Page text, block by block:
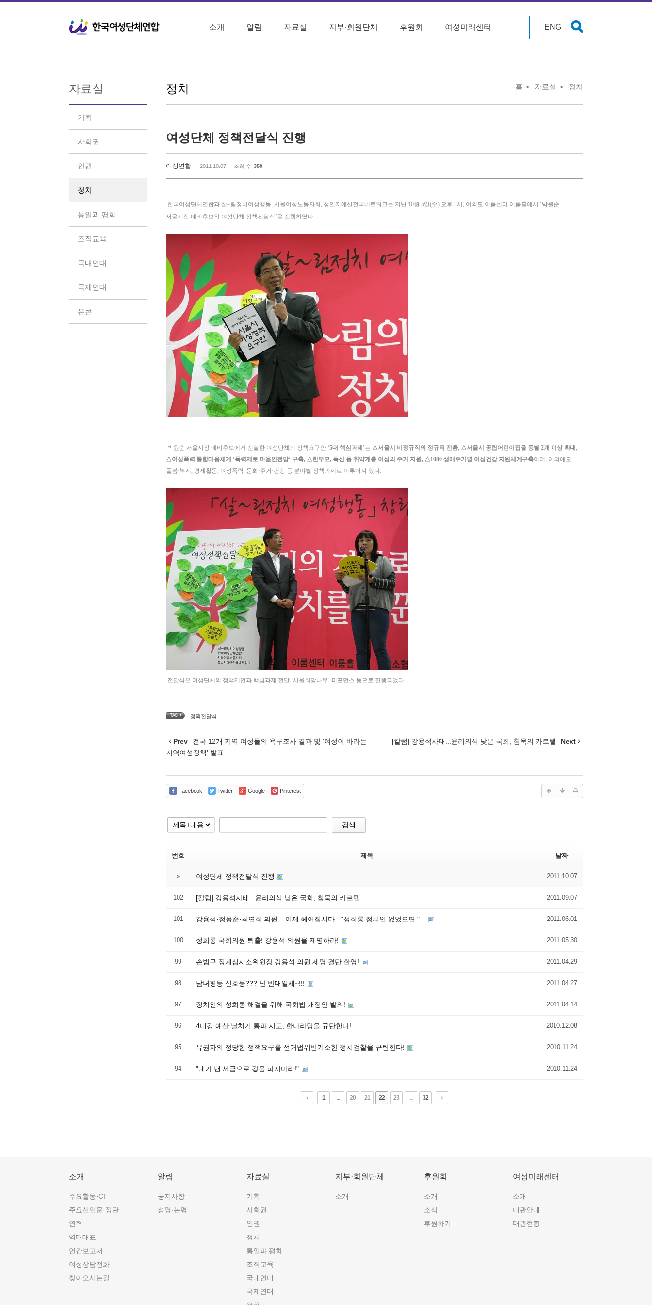
소개 알림 자료실 지부·회원단체 후원회 여성미래센터 ENG
자료실
기획
사회권
인권
정치
통일과 평화
조직교육
국내연대
국제연대
온콘
정치 홈 자료실 정치
여성단체 정책전달식 진행
여성연합 2011.10.07 조회 수 359
한국여성단체연합과 살~림정치여성행동, 서울여성노동자회, 성인지예산전국네트워크는 지난 10월 5일(수) 오후 2시, 여의도 이룸센터 이룸홀에서 ‘박원순
서울시장 예비후보와 여성단체 정책전달식’을 진행하였다.
박원순 서울시장 예비후보에게 전달한 여성단체의 정책요구안 ‘5대 핵심과제’는 △서울시 비정규직의 정규직 전환, △서울시 공립어린이집을 동별 2개 이상 확대,
△여성폭력 통합대응체계 ‘폭력제로 마을안전망’ 구축, △한부모, 독신 등 취약계층 여성의 주거 지원, △1080 생애주기별 여성건강 지원체계구축이며, 이외에도
돌봄·복지, 경제활동, 여성폭력, 문화·주거·건강 등 분야별 정책과제로 이루어져 있다.
전달식은 여성단체의 정책제안과 핵심과제 전달 ‘서울희망나무’ 퍼포먼스 등으로 진행되었다.
TAG • 정책전달식
Prev
전국 12개 지역 여성들의 욕구조사 결과 및 '여성이 바라는
지역여성정책' 발표
[칼럼] 강용석사태...윤리의식 낮은 국회, 침묵의 카르텔 Next
Facebook Twitter Google Pinterest
검색
번호 제목 날짜
» 여성단체 정책전달식 진행 2011.10.07
102 [칼럼] 강용석사태...윤리의식 낮은 국회, 침묵의 카르텔 2011.09.07
101 강용석·정몽준·최연희 의원... 이제 헤어집시다 - "성희롱 정치인 없었으면 "... 2011.06.01
100 성희롱 국회의원 퇴출! 강용석 의원을 제명하라! 2011.05.30
99 손범규 징계심사소위원장 강용석 의원 제명 결단 환영! 2011.04.29
98 남녀평등 신호등??? 난 반대일세~!!! 2011.04.27
97 정치인의 성희롱 해결을 위해 국회법 개정안 발의! 2011.04.14
96 4대강 예산 날치기 통과 시도, 한나라당을 규탄한다! 2010.12.08
95 유권자의 정당한 정책요구를 선거법위반기소한 정치검찰을 규탄한다! 2010.11.24
94 "내가 낸 세금으로 강을 파지마라!" 2010.11.24
1 ... 20 21 22 23 ... 32
소개
주요활동·CI
주요선언문·정관
연혁
역대대표
연간보고서
여성상담전화
찾아오시는길
알림
공지사항
성명·논평
자료실
기획
사회권
인권
정치
통일과 평화
조직교육
국내연대
국제연대
지부·회원단체
소개
후원회
소개
소식
후원하기
여성미래센터
소개
대관안내
대관현황